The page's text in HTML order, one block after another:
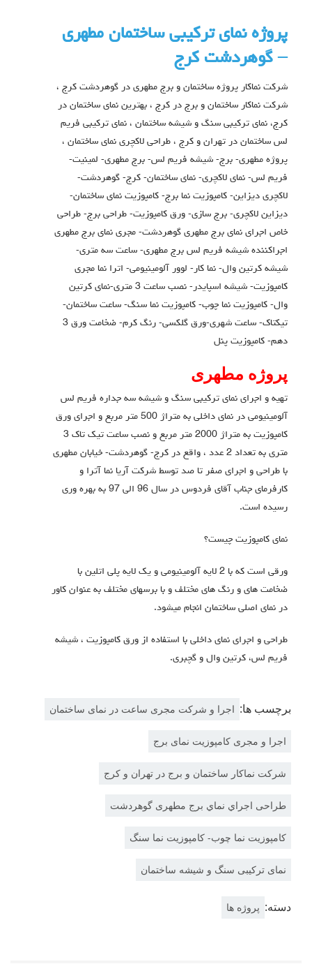
پروژه نمای ترکیبی ساختمان مطهری
– گوهردشت کرج
شرکت نماکار پروژه ساختمان و برج مطهری در گوهردشت کرج ،
شرکت نماکار ساختمان و برج در کرج ، بهترین نمای ساختمان در
کرج، نمای ترکیبی سنگ و شیشه ساختمان ، نمای ترکیبی فریم
لس ساختمان در تهران و کرج ، طراحی لاکچری نمای ساختمان ،
پروژه مطهری- برج- شیشه فریم لس- برج مطهری- لمینیت-
فریم لس- نمای لاکچری- نمای ساختمان- کرج- گوهردشت-
لاکچری دیزاین- کامپوزیت نما برج- کامپوزیت نمای ساختمان-
دیزاین لاکچری- برج سازی- ورق کامپوزیت- طراحی برج- طراحی
خاص اجراي نماي برج مطهری گوهردشت- مجري نماي برج مطهری
اجراكننده شيشه فریم لس برج مطهری- ساعت سه متری-
شیشه کرتین وال- نما کار- لوور آلومینیومی- اترا نما مجری
کامپوزیت- شیشه اسپایدر- نصب ساعت 3 متری-نمای کرتین
وال- کامپوزیت نما چوب- کامپوزیت نما سنگ- ساعت ساختمان-
تیکتاک- ساعت شهری-ورق گلکسی- رنگ کرم- ضخامت ورق 3
دهم- کامپوزیت پنل
پروژه مطهری
تهیه و اجرای نمای ترکیبی سنگ و شیشه سه جداره فریم لس
آلومینیومی در نمای داخلی به متراژ 500 متر مربع و اجرای ورق
کامپوزیت به متراژ 2000 متر مربع و نصب ساعت تیک تاک 3
متری به تعداد 2 عدد ، واقع در کرج- گوهردشت- خیابان مطهری
با طراحی و اجرای صفر تا صد توسط شرکت آریا نما آترا و
کارفرمای جناب آقای فردوس در سال 96 الی 97 به بهره وری
رسیده است.
نمای کامپوزیت چیست؟
ورقی است که با 2 لایه آلومینیومی و یک لایه پلی اتلین با
ضخامت های و رنگ های مختلف و با برسهای مختلف به عنوان کاور
در نمای اصلی ساختمان انجام میشود.
طراحی و اجرای نمای داخلی با استفاده از ورق کامپوزیت ، شیشه
فریم لس، کرتین وال و گچبری.
برچسب ها: اجرا و شرکت مجری ساعت در نمای ساختمان
اجرا و مجری کامپوزیت نمای برج
شرکت نماکار ساختمان و برج در تهران و کرج
طراحی اجراي نماي برج مطهری گوهردشت
کامپوزیت نما چوب- کامپوزیت نما سنگ
نمای ترکیبی سنگ و شیشه ساختمان
دسته: پروژه ها